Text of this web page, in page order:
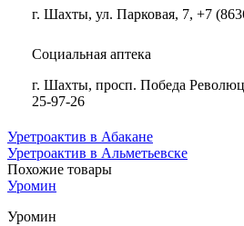
г. Шахты, ул. Парковая, 7, +7
Социальная аптека
г. Шахты, просп. Победа
25-97-26
Уретроактив в Абакане
Уретроактив в Альметьевске
Похожие товары
Уромин
Уромин